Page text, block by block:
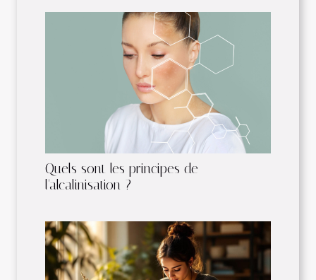
Quels sont les principes de
l'alcalinisation ?